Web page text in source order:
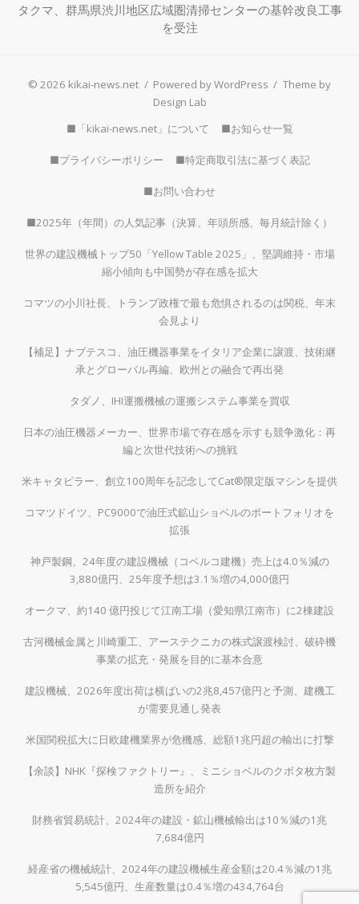
タクマ、群馬県渋川地区広域圏清掃センターの基幹改良工事
を受注
© 2026 kikai-news.net / Powered by WordPress / Theme by
Design Lab
■「kikai-news.net」について
■お知らせ一覧
■プライバシーポリシー ■特定商取引法に基づく表記
■お問い合わせ
■2025年（年間）の人気記事（決算、年頭所感、毎月統計除く）
世界の建設機械トップ50「Yellow Table 2025」、堅調維持・市場
縮小傾向も中国勢が存在感を拡大
コマツの小川社長、トランプ政権で最も危惧されるのは関税、年末
会見より
【補足】ナブテスコ、油圧機器事業をイタリア企業に譲渡、技術継
承とグローバル再編、欧州との融合で再出発
タダノ、IHI運搬機械の運搬システム事業を買収
日本の油圧機器メーカー、世界市場で存在感を示すも競争激化：再
編と次世代技術への挑戦
米キャタピラー、創立100周年を記念してCat®限定版マシンを提供
コマツドイツ、PC9000で油圧式鉱山ショベルのポートフォリオを
拡張
神戸製鋼、24年度の建設機械（コベルコ建機）売上は4.0％減の
3,880億円、25年度予想は3.1％増の4,000億円
オークマ、約140 億円投じて江南工場（愛知県江南市）に2棟建設
古河機械金属と川崎重工、アーステクニカの株式譲渡検討、破砕機
事業の拡充・発展を目的に基本合意
建設機械、2026年度出荷は横ばいの2兆8,457億円と予測、建機工
が需要見通し発表
米国関税拡大に日欧建機業界が危機感、総額1兆円超の輸出に打撃
【余談】NHK『探検ファクトリー』、ミニショベルのクボタ枚方製
造所を紹介
財務省貿易統計、2024年の建設・鉱山機械輸出は10％減の1兆
7,684億円
経産省の機械統計、2024年の建設機械生産金額は20.4％減の1兆
5,545億円、生産数量は0.4％増の434,764台